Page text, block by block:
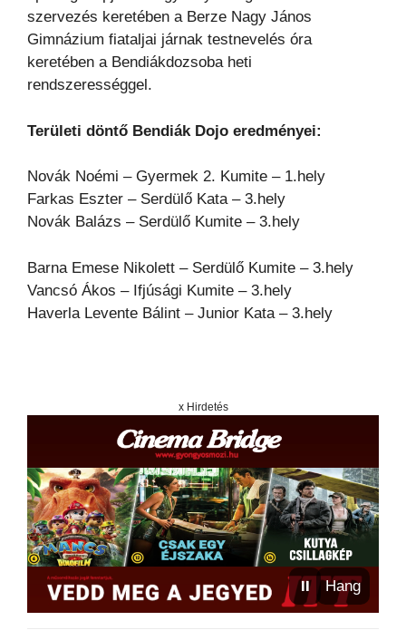
szervezés keretében a Berze Nagy János
Gimnázium fiataljai járnak testnevelés óra
keretében a Bendiákdozsoba heti
rendszerességgel.
Területi döntő Bendiák Dojo eredményei:
Novák Noémi – Gyermek 2. Kumite – 1.hely
Farkas Eszter – Serdülő Kata – 3.hely
Novák Balázs – Serdülő Kumite – 3.hely
Barna Emese Nikolett – Serdülő Kumite – 3.hely
Vancsó Ákos – Ifjúsági Kumite – 3.hely
Haverla Levente Bálint – Junior Kata – 3.hely
x Hirdetés
⏸ Hang